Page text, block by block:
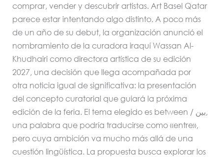
comprar, vender y descubrir artistas. Art Basel Qatar
parece estar intentando algo distinto. A poco más
de un año de su debut, la organización anunció el
nombramiento de la curadora iraquí Wassan Al-
Khudhairi como directora artística de su edición
2027, una decisión que llega acompañada por
otra noticia igual de significativa: la presentación
del concepto curatorial que guiará la próxima
edición de la feria. El tema elegido es between / بين,
una palabra que podría traducirse como «entre»,
pero cuya ambición va mucho más allá de una
cuestión lingüística. La propuesta busca explorar los